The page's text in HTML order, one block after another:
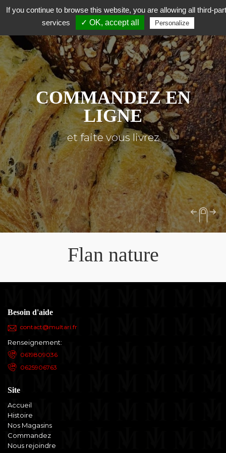
COMMANDEZ EN
LIGNE
et faite vous livrez
Flan nature
Besoin d'aide
contact@multari.fr
Renseignement:
0619809036
0625906763
Site
Accueil
Histoire
Nos Magasins
Commandez
Nous rejoindre
If you continue to browse this website, you are allowing all third-
services
✓ OK, accept all Personalize